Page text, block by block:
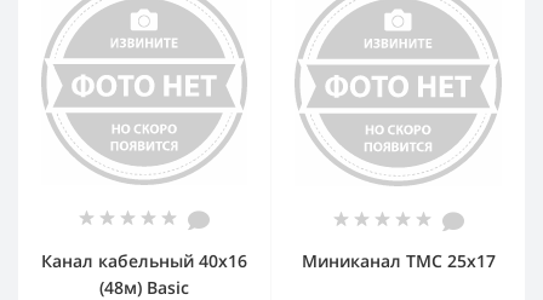
Канал кабельный 40х16
(48м) Basic
Миниканал TMC 25x17